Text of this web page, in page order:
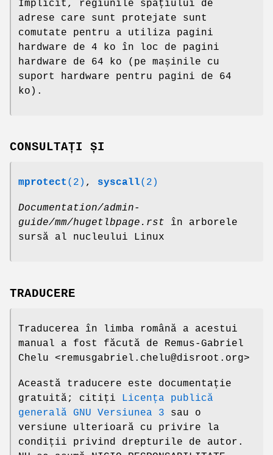
Implicit, regiunile spațiului de
adrese care sunt protejate sunt
comutate pentru a utiliza pagini
hardware de 4 ko în loc de pagini
hardware de 64 ko (pe mașinile cu
suport hardware pentru pagini de 64
ko).
CONSULTAȚI ȘI
mprotect (2) , syscall(2)
Documentation/admin-
guide/mm/hugetlbpage.rst în arborele
sursă al nucleului Linux
TRADUCERE
Traducerea în limba română a acestui
manual a fost făcută de Remus-Gabriel
Chelu <remusgabriel.chelu@disroot.org>
Această traducere este documentație
gratuită; citiți Licența publică
generală GNU Versiunea 3 sau o
versiune ulterioară cu privire la
condiții privind drepturile de autor.